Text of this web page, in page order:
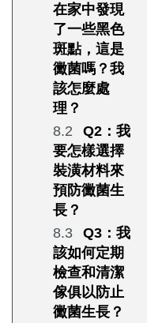
在家中發現
了一些黑色
斑點，這是
黴菌嗎？我
該怎麼處
理？
Q2：我
要怎樣選擇
裝潢材料來
預防黴菌生
長？
Q3：我
該如何定期
檢查和清潔
傢俱以防止
黴菌生長？